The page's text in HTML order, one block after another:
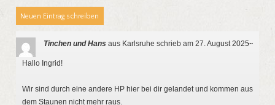
Tinchen und Hans aus Karlsruhe schrieb am 27. August 2025
Hallo Ingrid!
Wir sind durch eine andere HP hier bei dir gelandet und kommen aus
dem Staunen nicht mehr raus.
...Diese